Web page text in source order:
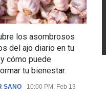
los asombrosos
del ajo diario en tu
cómo puede
tu bienestar.
SANO 10:00 PM, Feb 13